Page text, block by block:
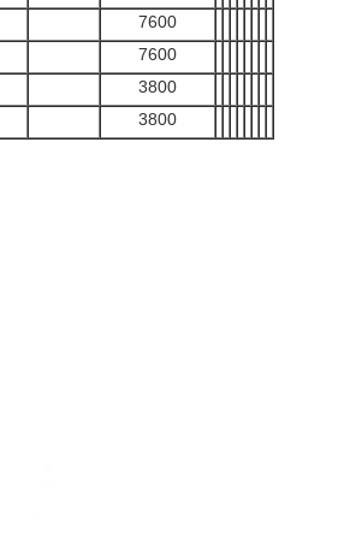
7600
7600
3800
3800